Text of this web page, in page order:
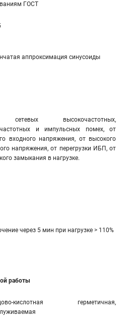
ГОСТ
аппроксимация синусоиды
высокочастотных,
и импульсных помех, от
входного напряжения, от высокого
напряжения, от перегрузки ИБП, от
замыкания в нагрузке.
через 5 мин при нагрузке > 110%
работы
кислотная герметичная,